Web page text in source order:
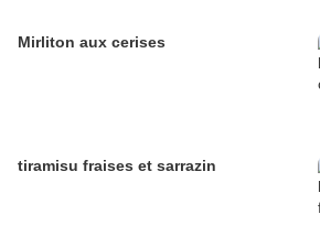
Mirliton aux cerises
tiramisu fraises et sarrazin